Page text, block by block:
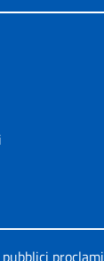
proclami